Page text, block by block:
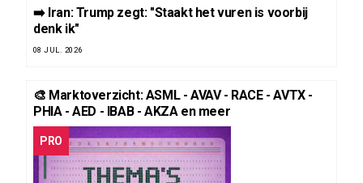
➡️ Iran: Trump zegt: "Staakt het vuren is voorbij
denk ik"
08 JUL. 2026
🎨 Marktoverzicht: ASML - AVAV - RACE - AVTX -
PHIA - AED - IBAB - AKZA en meer
PRO